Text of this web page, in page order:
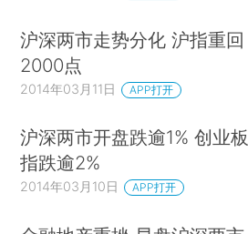
沪深两市走势分化 沪指重回
2000点
2014年03月11日 APP打开
沪深两市开盘跌逾1% 创业板
指跌逾2%
2014年03月10日 APP打开